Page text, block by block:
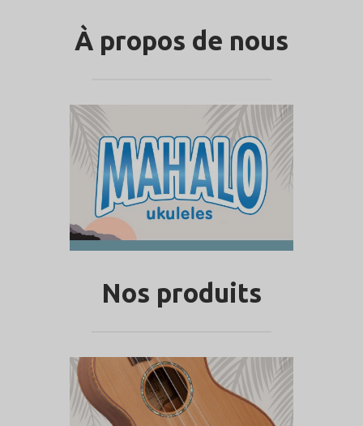
À propos de nous
Nos produits